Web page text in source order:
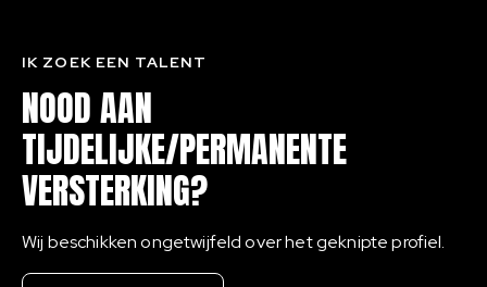
NOOD AAN
TIJDELIJKE/PERMANENTE
VERSTERKING?
IK ZOEK EEN TALENT
Wij beschikken ongetwijfeld over het geknipte profiel.